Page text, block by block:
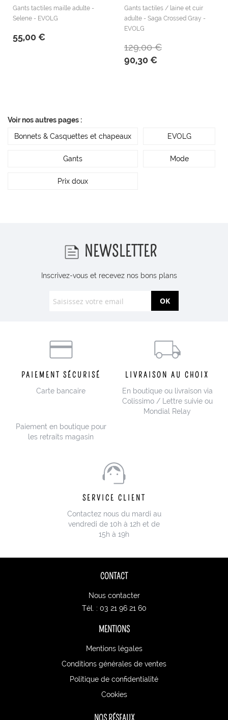
Gants tactiles maille adulte -
Selene - EVOLG
55,00 €
Gants tactiles / laine et cuir
adulte - Saga Crossed Gray -
EVOLG
90,30 €
129,00 €
Voir nos autres pages :
Bonnets & Casquettes et chapeaux
EVOLG
Gants Mode
Prix doux
NEWSLETTER
Inscrivez-vous et recevez nos bons plans
OK
PAIEMENT SÉCURISÉ
Carte bancaire
Paiement en boutique pour
les retraits magasin
LIVRAISON AU CHOIX
En boutique ou livraison via
Colissimo / Lettre suivie ou
Mondial Relay
SERVICE CLIENT
Contactez nous du mardi au
vendredi de 10h à 12h et de
15h à 19h
CONTACT
Nous contacter
Tél. : 03 21 96 21 60
MENTIONS
Mentions légales
Conditions générales de ventes
Politique de confidentialité
Cookies